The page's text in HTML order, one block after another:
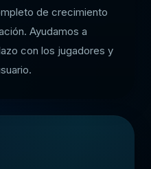
de crecimiento
Ayudamos a
con los jugadores y